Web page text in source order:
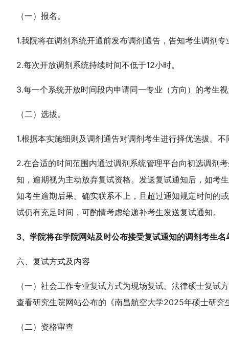
（一）报名。
1.我院将在调剂系统开通前发布调剂通告，告知考生调剂
2.每次开放调剂系统持续时间不低于12小时。
3.每一个系统开放时间段内申请同一专业（方向）的考生
（二）选拔。
1.根据本实施细则及调剂通告对调剂考生进行择优选拔。
2.在合适的时间范围内通过调剂系统管理平台向初选调剂
知，逾期视为主动放弃复试资格。发送复试通知后，如考
知考生逾期后果。确实联系不上，且超过通知规定时间的
试仍有充足时间，可酌情考虑给递补考生发送复试通知。
3、学院将在学院网站及时公布接受复试通知的调剂考生名
六、复试方式及内容
（一）社会工作专业复试方式为现场复试。法律硕士复
查看研究生院网站公布的《南昌航空大学2025年硕士研究
（二）资格审查